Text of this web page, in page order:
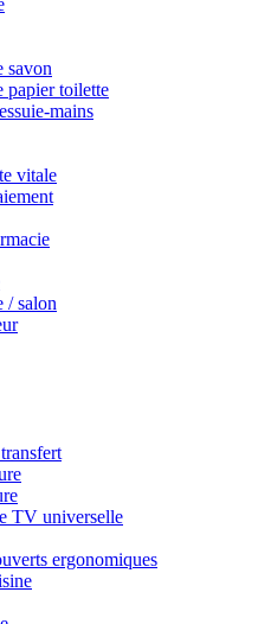
savon
papier toilette
mains
vitale
/ salon
TV universelle
ergonomiques